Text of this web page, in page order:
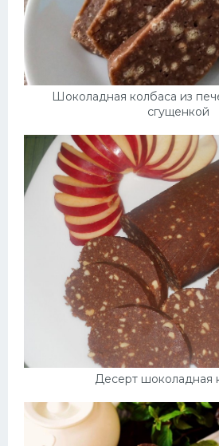
Шоколадная колбаса из
сгущенкой
Десерт шоколадная